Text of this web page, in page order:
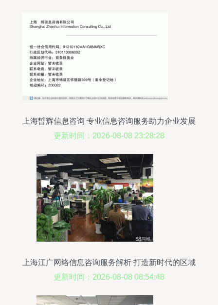
上海晢辉信息咨询 专业信息咨询服务助力企业发展
更新时间：2026-08-08 23:28:28
上海江广网络信息咨询服务解析 打造新时代的区域
性信息枢纽
更新时间：2026-08-08 08:54:48